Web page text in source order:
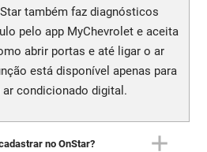
também faz diagnósticos
pelo app MyChevrolet e aceita
abrir portas e até ligar o ar
está disponível apenas para
condicionado digital.
no OnStar?